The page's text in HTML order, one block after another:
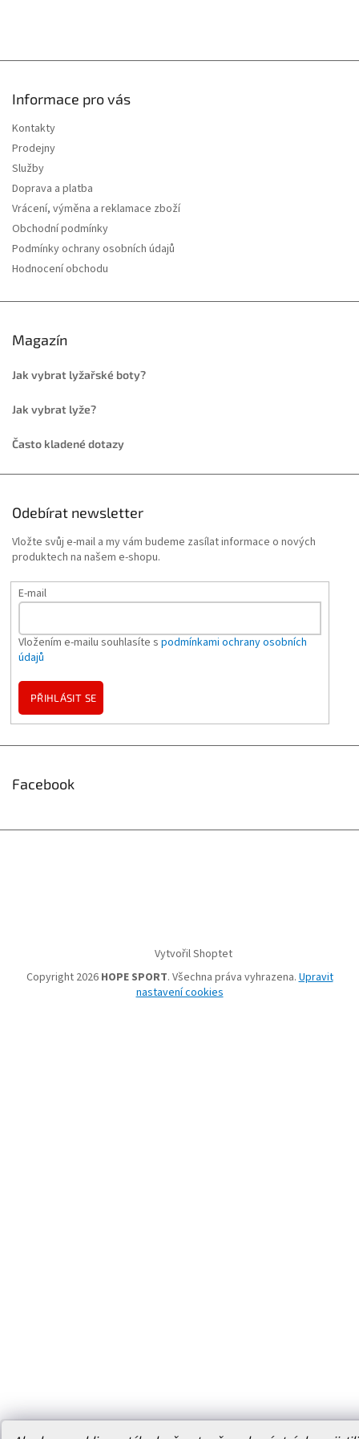
Informace pro vás
Kontakty
Prodejny
Služby
Doprava a platba
Vrácení, výměna a reklamace zboží
Obchodní podmínky
Podmínky ochrany osobních údajů
Hodnocení obchodu
Magazín
Jak vybrat lyžařské boty?
Jak vybrat lyže?
Často kladené dotazy
Odebírat newsletter
Vložte svůj e-mail a my vám budeme zasílat informace o nových
produktech na našem e-shopu.
E-mail
Vložením e-mailu souhlasíte s podmínkami ochrany osobních
údajů
PŘIHLÁSIT SE
Facebook
Vytvořil Shoptet
Copyright 2026 HOPE SPORT. Všechna práva vyhrazena. Upravit
nastavení cookies